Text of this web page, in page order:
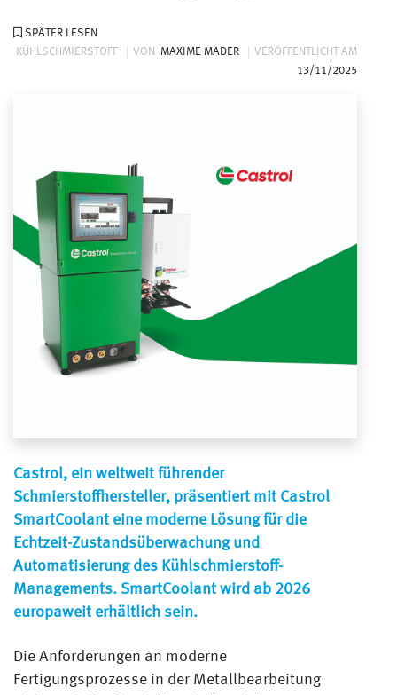
SPÄTER LESEN
KÜHLSCHMIERSTOFF
VON MAXIME MADER
VERÖFFENTLICHT AM
13/11/2025
Castrol, ein weltweit führender
Schmierstoffhersteller, präsentiert mit Castrol
SmartCoolant eine moderne Lösung für die
Echtzeit-Zustandsüberwachung und
Automatisierung des Kühlschmierstoff-
Managements. SmartCoolant wird ab 2026
europaweit erhältlich sein.
Die Anforderungen an moderne
Fertigungsprozesse in der Metallbearbeitung